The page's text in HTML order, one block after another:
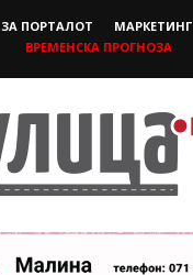
ЗА ПОРТАЛОТ МАРКЕТИНГ
ВРЕМЕНСКА ПРОГНОЗА